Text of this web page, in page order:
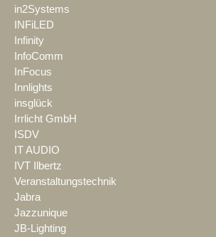
in2Systems
INFiLED
Infinity
InfoComm
InFocus
Innlights
insglück
Irrlicht GmbH
ISDV
IT AUDIO
IVT Ilbertz
Veranstaltungstechnik
Jabra
Jazzunique
JB-Lighting